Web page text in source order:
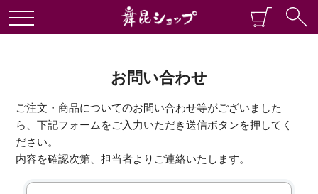
お問い合わせ
ご注文・商品についてのお問い合わせ等がございました
ら、下記フォームをご入力いただき送信ボタンを押してく
ださい。
内容を確認次第、担当者よりご連絡いたします。